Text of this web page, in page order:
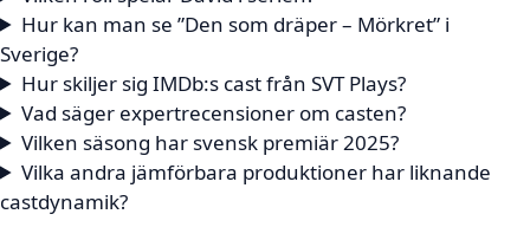
Hur kan man se ”Den som dräper – Mörkret” i
Sverige?
Hur skiljer sig IMDb:s cast från SVT Plays?
Vad säger expertrecensioner om casten?
Vilken säsong har svensk premiär 2025?
Vilka andra jämförbara produktioner har liknande
castdynamik?